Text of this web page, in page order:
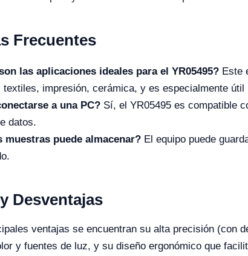
Frecuentes
las aplicaciones ideales para el YR05495? Este
textiles, impresión, cerámica, y es especialmente
a una PC? Sí, el YR05495 es compatible
datos.
muestras puede almacenar? El equipo puede
Desventajas
ventajas se encuentran su alta precisión (con
y fuentes de luz, y su diseño ergonómico que